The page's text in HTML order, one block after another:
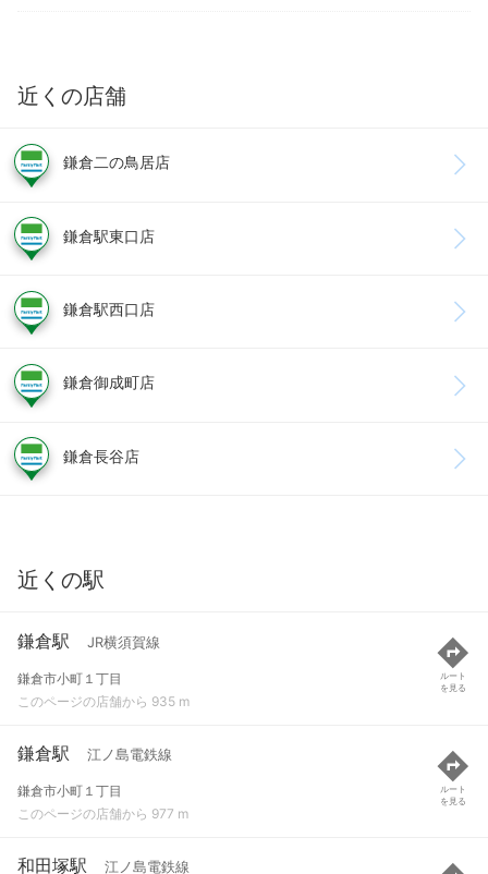
近くの店舗
鎌倉二の鳥居店
鎌倉駅東口店
鎌倉駅西口店
鎌倉御成町店
鎌倉長谷店
近くの駅
鎌倉駅 JR横須賀線
鎌倉市小町１丁目
このページの店舗から 935 m
ルート
を見る
鎌倉駅 江ノ島電鉄線
鎌倉市小町１丁目
このページの店舗から 977 m
ルート
を見る
和田塚駅 江ノ島電鉄線